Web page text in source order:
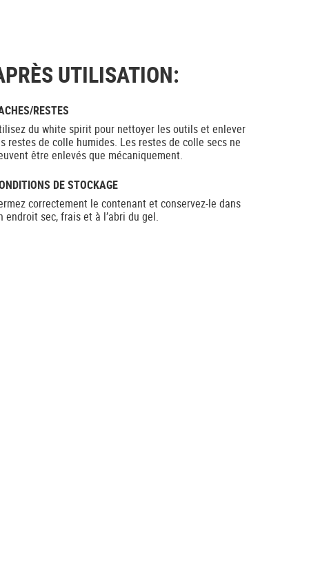
UTILISATION:
RESTES
du white spirit pour nettoyer les outils et enlever
restes de colle humides. Les restes de colle secs ne
être enlevés que mécaniquement.
DE STOCKAGE
correctement le contenant et conservez-le dans
endroit sec, frais et à l’abri du gel.